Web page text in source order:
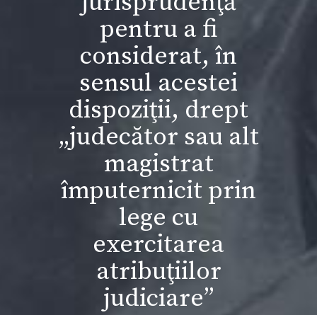
pentru a fi
considerat, în
sensul acestei
dispoziţii, drept
„judecător sau alt
magistrat
împuternicit prin
lege cu
exercitarea
atribuţiilor
judiciare”